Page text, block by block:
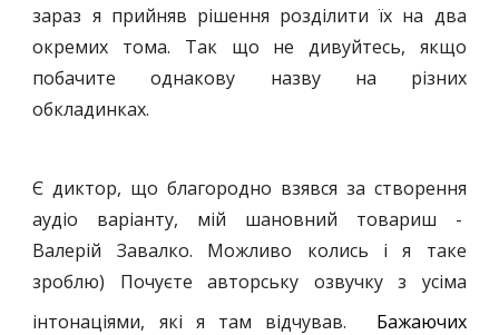
зараз я прийняв рішення розділити їх на два
окремих тома. Так що не дивуйтесь, якщо
побачите однакову назву на різних
обкладинках.
Є диктор, що благородно взявся за створення
аудіо варіанту, мій шановний товариш -
Валерій Завалко. Можливо колись і я таке
зроблю) Почуєте авторську озвучку з усіма
інтонаціями, які я там відчував.
Бажаючих